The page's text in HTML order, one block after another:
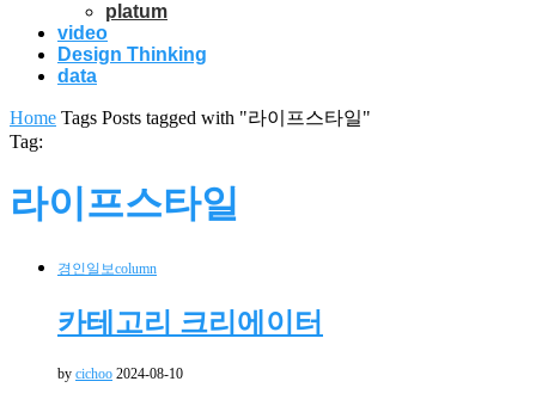
platum
video
Design Thinking
data
Home Tags Posts tagged with "라이프스타일"
Tag:
라이프스타일
경인일보column
카테고리 크리에이터
by cichoo 2024-08-10